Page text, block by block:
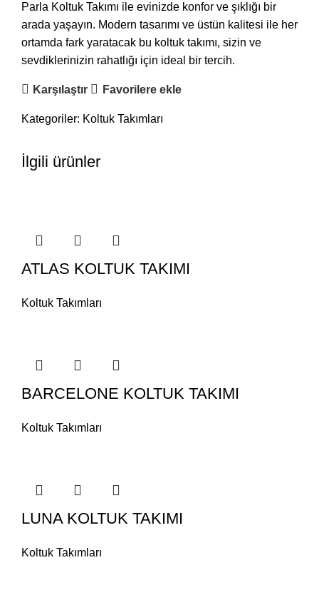
Parla Koltuk Takımı ile evinizde konfor ve şıklığı bir
arada yaşayın. Modern tasarımı ve üstün kalitesi ile her
ortamda fark yaratacak bu koltuk takımı, sizin ve
sevdiklerinizin rahatlığı için ideal bir tercih.
Karşılaştır Favorilere ekle
Kategoriler: Koltuk Takımları
İlgili ürünler
ATLAS KOLTUK TAKIMI
Koltuk Takımları
BARCELONE KOLTUK TAKIMI
Koltuk Takımları
LUNA KOLTUK TAKIMI
Koltuk Takımları